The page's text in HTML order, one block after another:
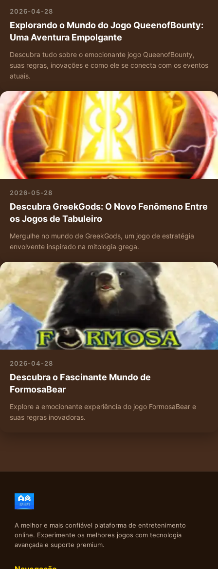
2026-04-28
Explorando o Mundo do Jogo QueenofBounty:
Uma Aventura Empolgante
Descubra tudo sobre o emocionante jogo QueenofBounty,
suas regras, inovações e como ele se conecta com os eventos
atuais.
2026-05-28
Descubra GreekGods: O Novo Fenômeno Entre
os Jogos de Tabuleiro
Mergulhe no mundo de GreekGods, um jogo de estratégia
envolvente inspirado na mitologia grega.
2026-04-28
Descubra o Fascinante Mundo de
FormosaBear
Explore a emocionante experiência do jogo FormosaBear e
suas regras inovadoras.
A melhor e mais confiável plataforma de entretenimento
online. Experimente os melhores jogos com tecnologia
avançada e suporte premium.